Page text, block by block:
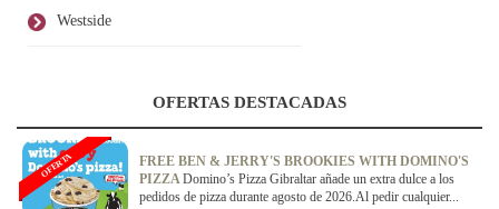
Westside
OFERTAS DESTACADAS
FREE BEN & JERRY'S BROOKIES WITH DOMINO'S
PIZZADomino’s Pizza Gibraltar añade un extra dulce a los
pedidos de pizza durante agosto de 2026.Al pedir cualquier...
OFERTA